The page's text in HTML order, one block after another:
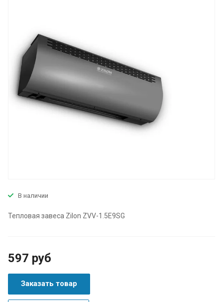
В наличии
Тепловая завеса Zilon ZVV-1.5E9SG
597 руб
Заказать товар